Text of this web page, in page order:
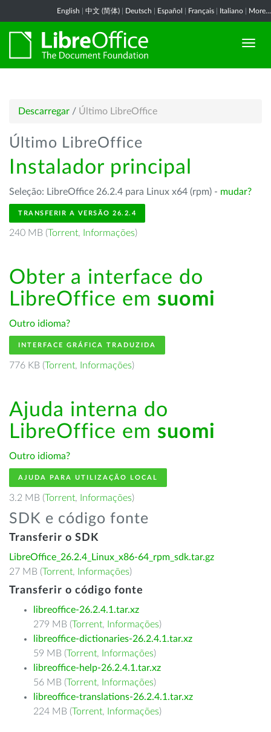
English 中文 (简体) Deutsch Español Français Italiano More...
Descarregar / Último LibreOffice
Último LibreOffice
Instalador principal
Seleção: LibreOffice 26.2.4 para Linux x64 (rpm) - mudar?
TRANSFERIR A VERSÃO 26.2.4
240 MB (Torrent, Informações)
Obter a interface do
LibreOffice em suomi
Outro idioma?
INTERFACE GRÁFICA TRADUZIDA
776 KB (Torrent, Informações)
Ajuda interna do
LibreOffice em suomi
Outro idioma?
AJUDA PARA UTILIZAÇÃO LOCAL
3.2 MB (Torrent, Informações)
SDK e código fonte
Transferir o SDK
LibreOffice_26.2.4_Linux_x86-64_rpm_sdk.tar.gz
27 MB (Torrent, Informações)
Transferir o código fonte
libreoffice-26.2.4.1.tar.xz
279 MB (Torrent, Informações)
libreoffice-dictionaries-26.2.4.1.tar.xz
59 MB (Torrent, Informações)
libreoffice-help-26.2.4.1.tar.xz
56 MB (Torrent, Informações)
libreoffice-translations-26.2.4.1.tar.xz
224 MB (Torrent, Informações)